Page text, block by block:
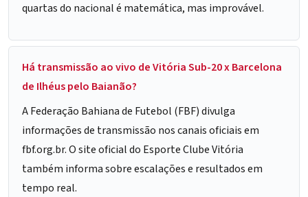
quartas do nacional é matemática, mas improvável.
Há transmissão ao vivo de Vitória Sub-20 x Barcelona
de Ilhéus pelo Baianão?
A Federação Bahiana de Futebol (FBF) divulga
informações de transmissão nos canais oficiais em
fbf.org.br. O site oficial do Esporte Clube Vitória
também informa sobre escalações e resultados em
tempo real.